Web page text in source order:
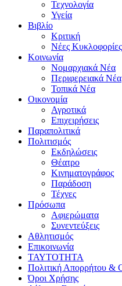
Τεχνολογία
Υγεία
Βιβλίο
Κριτική
Νέες Κυκλοφορίες
Κοινωνία
Νομαρχιακά Νέα
Περιφερειακά Νέα
Τοπικά Νέα
Οικονομία
Αγροτικά
Επιχειρήσεις
Παραπολιτικά
Πολιτισμός
Εκδηλώσεις
Θέατρο
Κινηματογράφος
Παράδοση
Τέχνες
Πρόσωπα
Αφιερώματα
Συνεντεύξεις
Αθλητισμός
Επικοινωνία
ΤΑΥΤΟΤΗΤΑ
Πολιτική Απορρήτου &
Όροι Χρήσης